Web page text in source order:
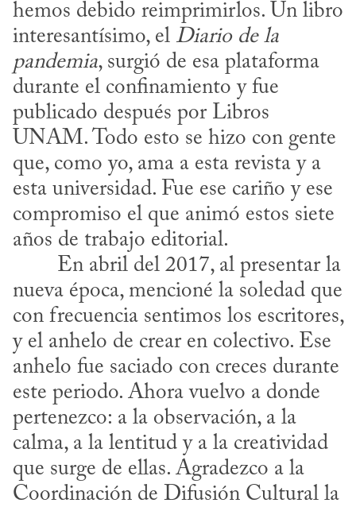
hemos debido reimprimirlos. Un libro
interesantísimo, el Diario de la
pandemia, surgió de esa plataforma
durante el confinamiento y fue
publicado después por Libros
UNAM. Todo esto se hizo con gente
que, como yo, ama a esta revista y a
esta universidad. Fue ese cariño y ese
compromiso el que animó estos siete
años de trabajo editorial.
nueva época, mencioné la soledad que
con frecuencia sentimos los escritores,
y el anhelo de crear en colectivo. Ese
anhelo fue saciado con creces durante
este periodo. Ahora vuelvo a donde
pertenezco: a la observación, a la
calma, a la lentitud y a la creatividad
que surge de ellas. Agradezco a la
Coordinación de Difusión Cultural la